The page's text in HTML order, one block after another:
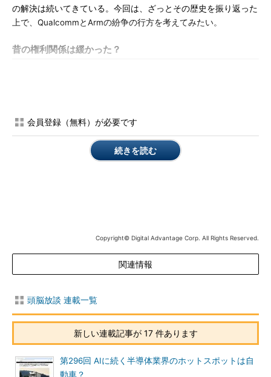
の解決は続いてきている。今回は、ざっとその歴史を振り返った
上で、QualcommとArmの紛争の行方を考えてみたい。
昔の権利関係は緩かった？
ライセンスという手法は、双方がメーカーであるからこそ成り立
っていたといえる。まずこれを振り返る。
模が小さかった半導体会社に対して、相対的に規模が大きかった
完成品会社は買い手のパワーを発揮できていた。
完成品メーカーは製品を購入するに当たって「セカンドソー
ス」というものを要求するのが通例だったのだ。完成品会社の屋
台骨を支える製品の一部品でしかない半導体が1社供給だと、そ
の小さな会社に死命を制せられてしまう。部品の値段もこなれな
い。当然ソース（供給元）は複数が良いのだ。
会員登録（無料）が必要です
続きを読む
Copyright© Digital Advantage Corp. All Rights Reserved.
関連情報
頭脳放談 連載一覧
新しい連載記事が 17 件あります
第296回 AIに続く半導体業界のホットスポットは自
動車？